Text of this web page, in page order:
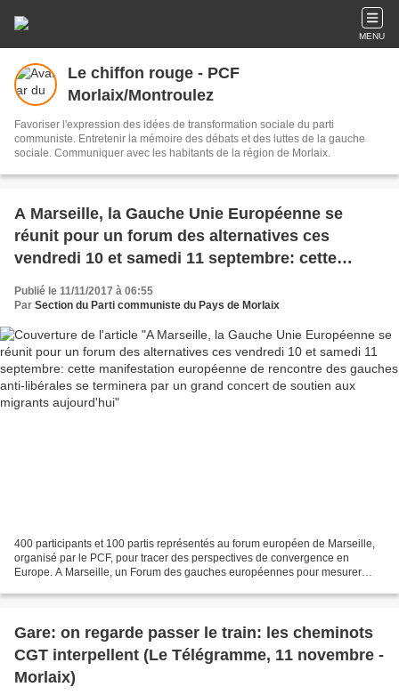
MENU
Le chiffon rouge - PCF
Morlaix/Montroulez
Favoriser l'expression des idées de transformation sociale du parti
communiste. Entretenir la mémoire des débats et des luttes de la gauche
sociale. Communiquer avec les habitants de la région de Morlaix.
A Marseille, la Gauche Unie Européenne se
réunit pour un forum des alternatives ces
vendredi 10 et samedi 11 septembre: cette
manifestation européenne de rencontre des
gauches anti-libérales se terminera par un grand
Publié le 11/11/2017 à 06:55
Par Section du Parti communiste du Pays de Morlaix
400 participants et 100 partis représentés au forum européen de Marseille,
organisé par le PCF, pour tracer des perspectives de convergence en
Europe. A Marseille, un Forum des gauches européennes pour mesurer
Gare: on regarde passer le train: les cheminots
CGT interpellent (Le Télégramme, 11 novembre -
Morlaix)